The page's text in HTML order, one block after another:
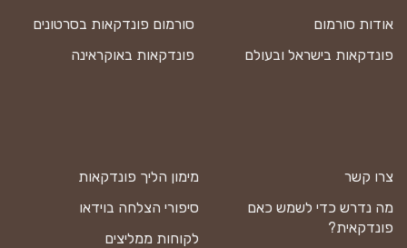
צרו קשר
מה נדרש כדי לשמש כאם
פונדקאית?
מימון הליך פונדקאות
סיפורי הצלחה בוידאו
לקוחות ממליצים
אודות סורמום
סורמום פונדקאות בסרטונים
פונדקאות בישראל ובעולם
פונדקאות באוקראינה